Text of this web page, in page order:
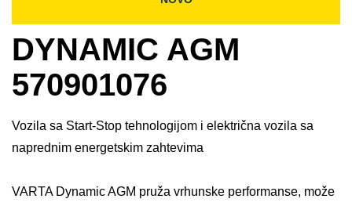
DYNAMIC AGM
570901076
Vozila sa Start-Stop tehnologijom i električna vozila sa
naprednim energetskim zahtevima
VARTA Dynamic AGM pruža vrhunske performanse, može